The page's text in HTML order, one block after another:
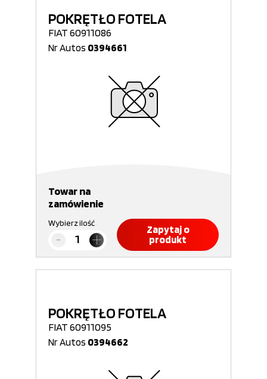
POKRĘTŁO FOTELA
FIAT 60911086
Nr Autos 0394661
Towar na
zamówienie
Wybierz ilość
Zapytaj o
produkt
POKRĘTŁO FOTELA
FIAT 60911095
Nr Autos 0394662